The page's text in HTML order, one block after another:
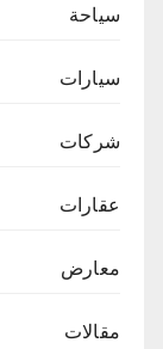
سياحة
سيارات
شركات
عقارات
معارض
مقالات